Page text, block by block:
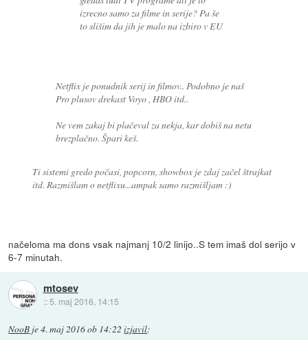
izrecno samo za filme in serije? Pa še
to slišim da jih je malo na izbiro v EU
Netflix je ponudnik serij in filmov.. Podobno je naš
Pro plusov drekast Voyo , HBO itd..
Ne vem zakaj bi plačeval za nekja, kar dobiš na netu
brezplačno. Špari keš.
Ti sistemi gredo počasi, popcorn, showbox je zdaj začel štrajkat
itd. Razmišlam o netflixu...ampak samo razmišljam :)
načeloma ma dons vsak najmanj 10/2 linijo..S tem imaš dol serijo v
6-7 minutah.
mtosev
:: 5. maj 2016, 14:15
NooB je4. maj 2016 ob 14:22 izjavil: